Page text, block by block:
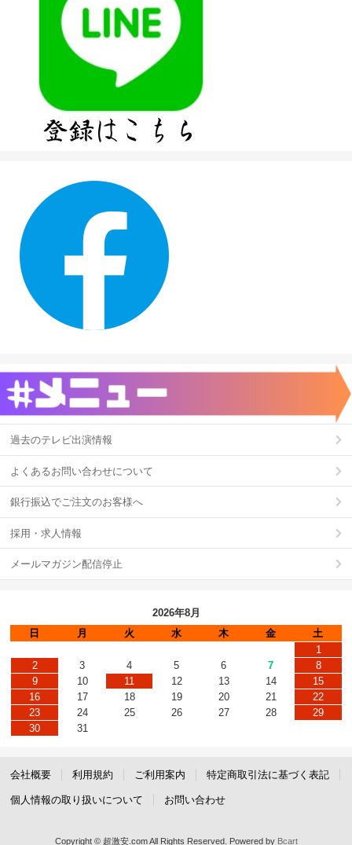
過去のテレビ出演情報
よくあるお問い合わせについて
銀行振込でご注文のお客様へ
採用・求人情報
メールマガジン配信停止
2026年8月
日
月 火 水 木 金
土
1
2
3 4 5 6 7
8
9
10 11 12 13 14
15
16
17 18 19 20 21
22
23
24 25 26 27 28
29
30
31
会社概要 利用規約 ご利用案内 特定商取引法に基づく表記
個人情報の取り扱いについて お問い合わせ
Copyright © 超激安.com All Rights Reserved. Powered by Bcart